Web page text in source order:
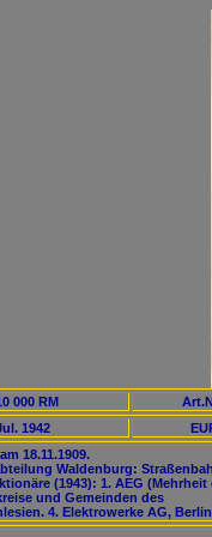
000 RM
1942
18.11.1909.
Waldenburg:
(1943): 1. AEG (Mehrheit
und Gemeinden des
4. Elektrowerke AG,